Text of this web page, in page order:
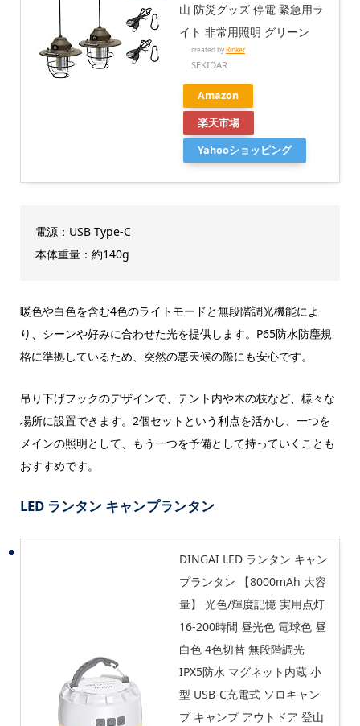
山 防災グッズ 停電 緊急用ラ
イト 非常用照明 グリーン
created byRinker
SEKIDAR
Amazon
楽天市場
Yahooショッピング
電源：USB Type-C
本体重量：約140g
暖色や白色を含む4色のライトモードと無段階調光機能によ
り、シーンや好みに合わせた光を提供します。P65防水防塵規
格に準拠しているため、突然の悪天候の際にも安心です。
吊り下げフックのデザインで、テント内や木の枝など、様々な
場所に設置できます。2個セットという利点を活かし、一つを
メインの照明として、もう一つを予備として持っていくことも
おすすめです。
LED ランタン キャンプランタン
DINGAI LED ランタン キャン
プランタン 【8000mAh 大容
量】 光色/輝度記憶 実用点灯
16-200時間 昼光色 電球色 昼
白色 4色切替 無段階調光
IPX5防水 マグネット内蔵 小
型 USB-C充電式 ソロキャン
プ キャンプ アウトドア 登山